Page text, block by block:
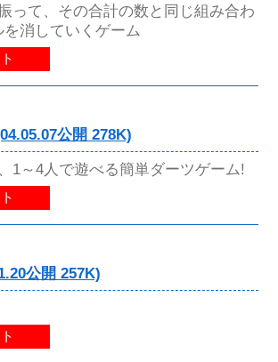
って、その合計の数と同じ組み合わ
消していくゲーム
公開 278K)
1～4人で遊べる簡単ダーツゲーム!
公開 257K)